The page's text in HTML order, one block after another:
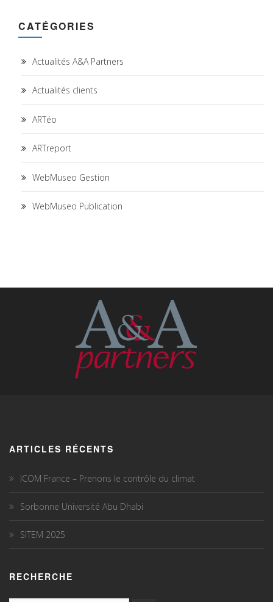
CATÉGORIES
Actualités A&A Partners
Actualités clients
ARTéo
ARTreport
WebMuseo Gestion
WebMuseo Publication
ARTICLES RÉCENTS
ICOM France – Prenons le contrôle du climat
Sorbonne Université Abu Dhabi
SITEM 2025
RECHERCHE